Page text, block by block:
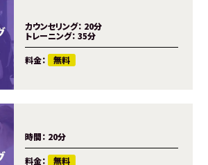
カウンセリング： 20分
トレーニング： 35分
料金： 無料
時間： 20分
料金： 無料